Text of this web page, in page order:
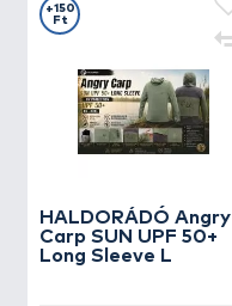
HALDORÁDÓ Angry
Carp SUN UPF 50+
Long Sleeve L
+150
Ft